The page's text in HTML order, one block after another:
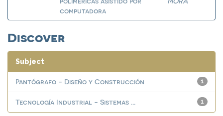
computadora
Discover
Subject
1
Pantógrafo - Diseño y Construcción
1
Tecnología Industrial - Sistemas ...